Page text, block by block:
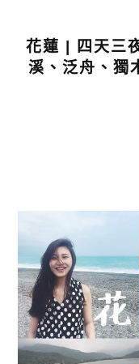
花蓮 | 四天三
溪、泛舟、獨